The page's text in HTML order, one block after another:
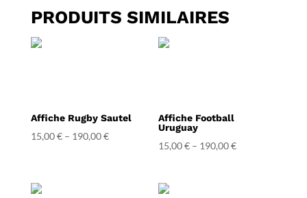
PRODUITS SIMILAIRES
Affiche Rugby Sautel
15,00€– 190,00€
Affiche Football
Uruguay
15,00€ – 190,00€